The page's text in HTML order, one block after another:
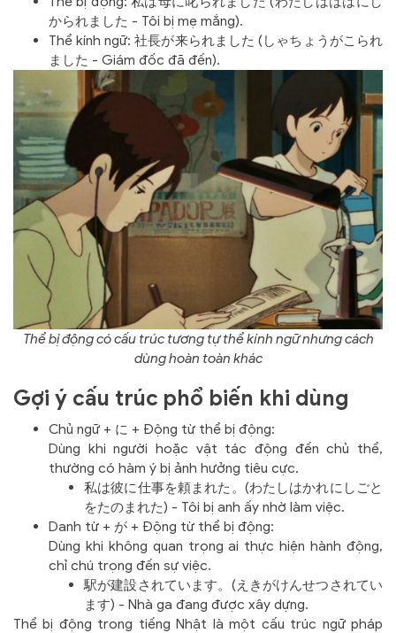
かられました - Tôi bị mẹ mắng).
Thể kính ngữ: 社長が来られました (しゃちょうがこられ
ました - Giám đốc đã đến).
Thể bị động có cấu trúc tương tự thể kính ngữ nhưng cách
dùng hoàn toàn khác
Gợi ý cấu trúc phổ biến khi dùng
Chủ ngữ + に + Động từ thể bị động:
Dùng khi người hoặc vật tác động đến chủ thể,
thường có hàm ý bị ảnh hưởng tiêu cực.
私は彼に仕事を頼まれた。(わたしはかれにしごと
をたのまれた) - Tôi bị anh ấy nhờ làm việc.
Danh từ + が + Động từ thể bị động:
Dùng khi không quan trọng ai thực hiện hành động,
chỉ chú trọng đến sự việc.
駅が建設されています。(えきがけんせつされてい
ます) - Nhà ga đang được xây dựng.
Thể bị động trong tiếng Nhật là một cấu trúc ngữ pháp